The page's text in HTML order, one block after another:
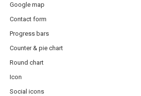
Google map
Contact form
Progress bars
Counter & pie chart
Round chart
Icon
Social icons